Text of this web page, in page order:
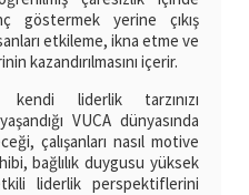
göstermek yerine çıkış
etkileme, ikna etme ve
kazandırılmasını içerir.
liderlik tarzınızı
VUCA dünyasında
çalışanları nasıl motive
bağlılık duygusu yüksek
liderlik perspektiflerini